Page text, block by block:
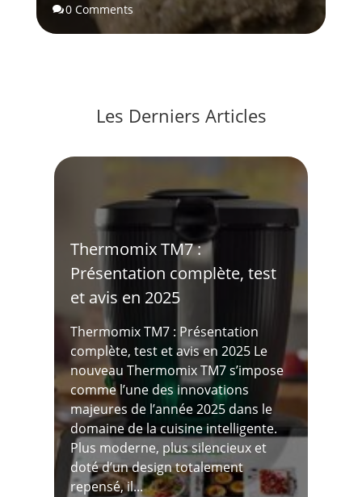
0 Comments
Les Derniers Articles
Thermomix TM7 :
Présentation complète, test
et avis en 2025
Thermomix TM7 : Présentation
complète, test et avis en 2025 Le
nouveau Thermomix TM7 s’impose
comme l’une des innovations
majeures de l’année 2025 dans le
domaine de la cuisine intelligente.
Plus moderne, plus silencieux et
doté d’un design totalement
repensé, il...